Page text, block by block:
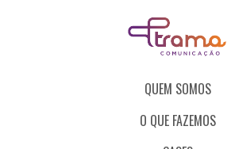
QUEM SOMOS
O QUE FAZEMOS